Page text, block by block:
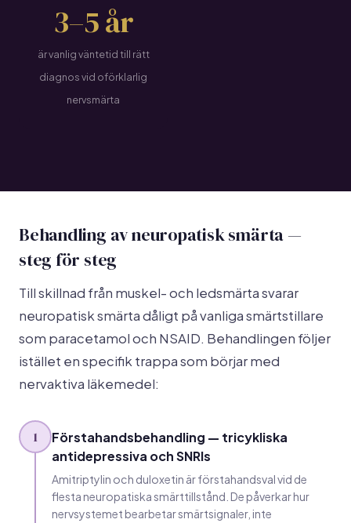
3–5 år
är vanlig väntetid till rätt
diagnos vid oförklarlig
nervsmärta
Behandling av neuropatisk smärta —
steg för steg
Till skillnad från muskel- och ledsmärta svarar
neuropatisk smärta dåligt på vanliga smärtstillare
som paracetamol och NSAID. Behandlingen följer
istället en specifik trappa som börjar med
nervaktiva läkemedel:
1
Förstahandsbehandling — tricykliska
antidepressiva och SNRIs
Amitriptylin och duloxetin är förstahandsval vid de
flesta neuropatiska smärttillstånd. De påverkar hur
nervsystemet bearbetar smärtsignaler, inte